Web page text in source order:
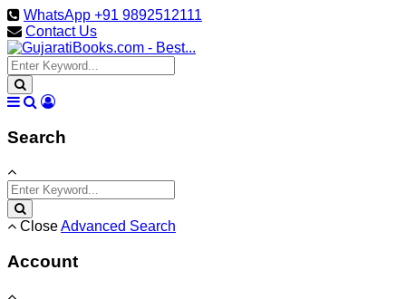
WhatsApp +91 9892512111
Contact Us
Search
CloseAdvanced Search
Account